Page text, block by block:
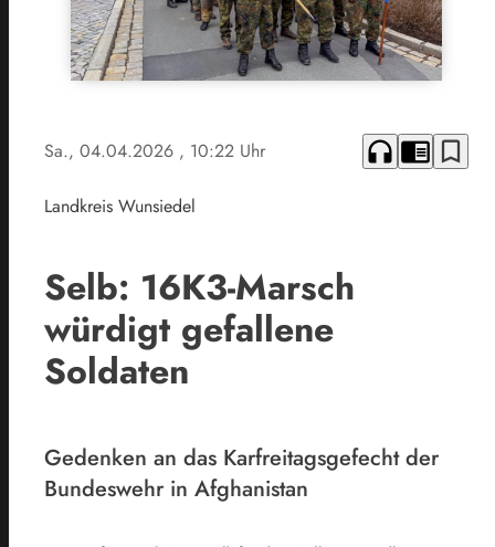
Sa., 04.04.2026 , 10:22 Uhr headphones chrome_reader_mode bookmark_border
Landkreis Wunsiedel
Selb: 16K3-Marsch
würdigt gefallene
Soldaten
Gedenken an das Karfreitagsgefecht der
Bundeswehr in Afghanistan